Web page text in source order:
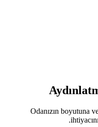
Odanızın boyutuna